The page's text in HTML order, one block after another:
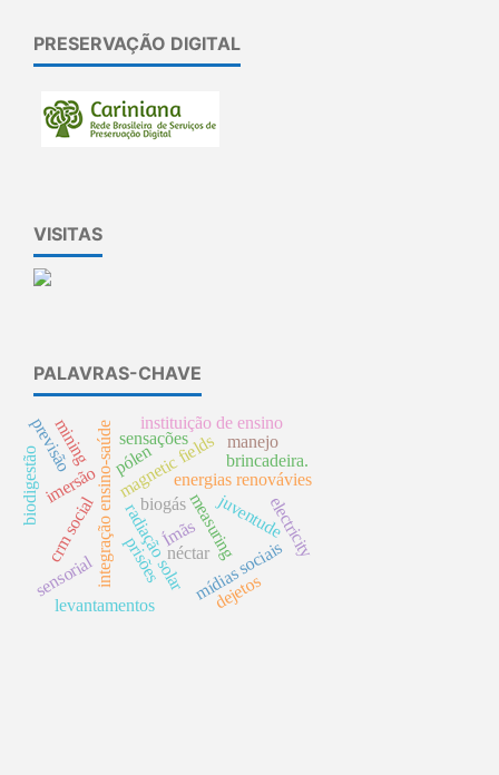
PRESERVAÇÃO DIGITAL
VISITAS
PALAVRAS-CHAVE
integração ensino-saúde biogásmeasuring
magnetic fields
sensações
imersão
radiação solar
energias renovávies
previsão instituição de ensino
mídias sociais
crm social
biodigestão
levantamentos dejetos
juventude
Ímãs
brincadeira.
electricity
sensorial prisões
mining manejo
néctar
pólen